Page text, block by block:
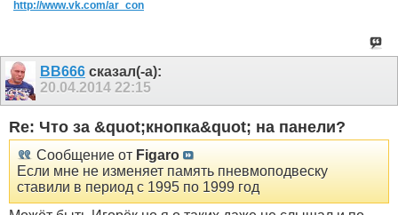
http://www.vk.com/ar_con
ВВ666сказал(-а):
20.04.2014 22:15
Re: Что за &quot;кнопка&quot; на панели?
Сообщение от Figaro
Если мне не изменяет память пневмоподвеску
ставили в период с 1995 по 1999 год